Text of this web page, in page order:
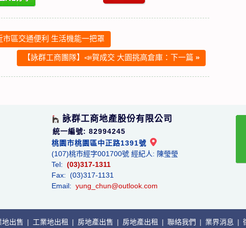
市區交通便利 生活機能一把罩
【詠群工商團隊】📣賀成交 大園挑高倉庫：下一篇 »
詠群工商地產股份有限公司
統一編號: 82994245
桃園市桃園區中正路1391號
(107)桃市經字001700號 經紀人: 陳瑩瑩
Tel: (03)317-1311
Fax: (03)317-1131
Email: yung_chun@outlook.com
地出售 | 工業地出租 | 房地產出售 | 房地產出租 | 聯絡我們 | 業界消息 |